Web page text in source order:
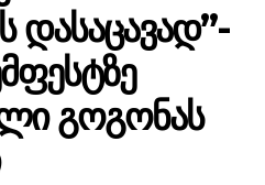
ᲓᲐᲡᲐᲪᲐᲕᲐᲓ”-
ᲒᲝᲒᲝᲜᲐᲡ